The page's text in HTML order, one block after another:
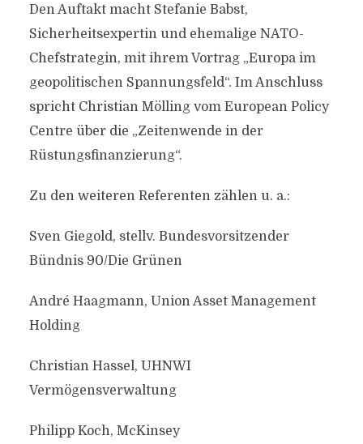
Den Auftakt macht Stefanie Babst,
Sicherheitsexpertin und ehemalige NATO-
Chefstrategin, mit ihrem Vortrag „Europa im
geopolitischen Spannungsfeld“. Im Anschluss
spricht Christian Mölling vom European Policy
Centre über die „Zeitenwende in der
Rüstungsfinanzierung“.
Zu den weiteren Referenten zählen u. a.:
Sven Giegold, stellv. Bundesvorsitzender
Bündnis 90/Die Grünen
André Haagmann, Union Asset Management
Holding
Christian Hassel, UHNWI
Vermögensverwaltung
Philipp Koch, McKinsey